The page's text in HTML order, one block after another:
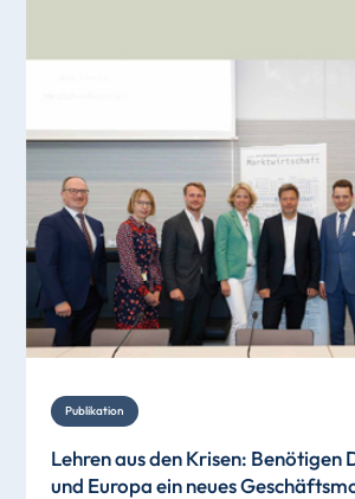
Publikation
Lehren aus den Krisen: Benötigen
und Europa ein neues